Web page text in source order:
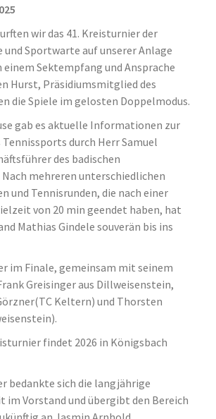
wir das 41. Kreisturnier der
und Sportwarte auf unserer Anlage
einem Sektempfang und Ansprache
Hurst, Präsidiumsmitglied des
die Spiele im gelosten Doppelmodus.
gab es aktuelle Informationen zur
durch Herr Samuel
des badischen
Nach mehreren unterschiedlichen
und Tennisrunden, die nach einer
von 20 min geendet haben, hat
Mathias Gindele souverän bis ins
im Finale, gemeinsam mit seinem
Greisinger aus Dillweisenstein,
Keltern) und Thorsten
findet 2026 in Königsbach
bedankte sich die langjährige
im Vorstand und übergibt den Bereich